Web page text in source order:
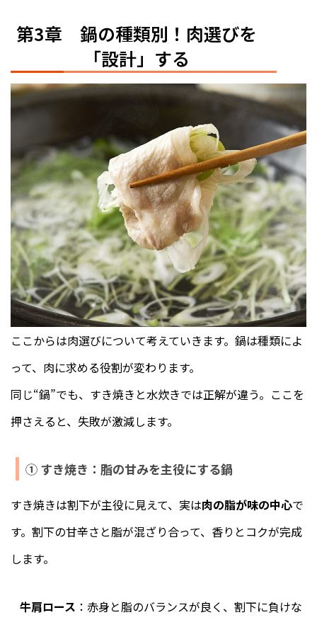
第3章 鍋の種類別！肉選びを
「設計」する
ここからは肉選びについて考えていきます。鍋は種類によ
って、肉に求める役割が変わります。
同じ“鍋”でも、すき焼きと水炊きでは正解が違う。ここを
押さえると、失敗が激減します。
① すき焼き：脂の甘みを主役にする鍋
すき焼きは割下が主役に見えて、実は肉の脂が味の中心で
す。割下の甘辛さと脂が混ざり合って、香りとコクが完成
します。
牛肩ロース ：赤身と脂のバランスが良く、割下に負けな